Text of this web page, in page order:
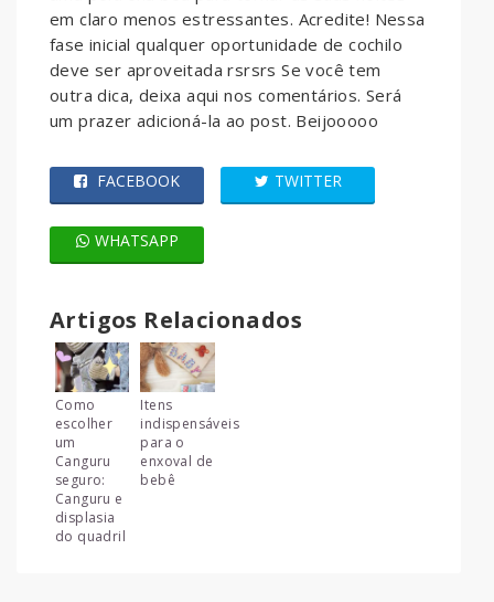
em claro menos estressantes. Acredite! Nessa
fase inicial qualquer oportunidade de cochilo
deve ser aproveitada rsrsrs Se você tem
outra dica, deixa aqui nos comentários. Será
um prazer adicioná-la ao post. Beijooooo
FACEBOOK TWITTER
WHATSAPP
Artigos Relacionados
Como
escolher
um
Canguru
seguro:
Canguru e
displasia
do quadril
Itens
indispensáveis
para o
enxoval de
bebê